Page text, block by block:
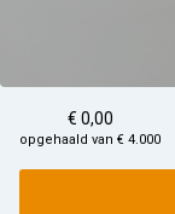
€ 0,00
opgehaald van € 4.000